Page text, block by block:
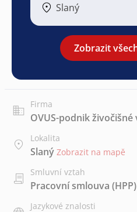
Slaný
Zobrazit
Firma
OVUS-podnik
Lokalita
Slaný Zobrazit na mapě
Smluvní vztah
Pracovní smlouva (HPP)
Jazykové znalosti